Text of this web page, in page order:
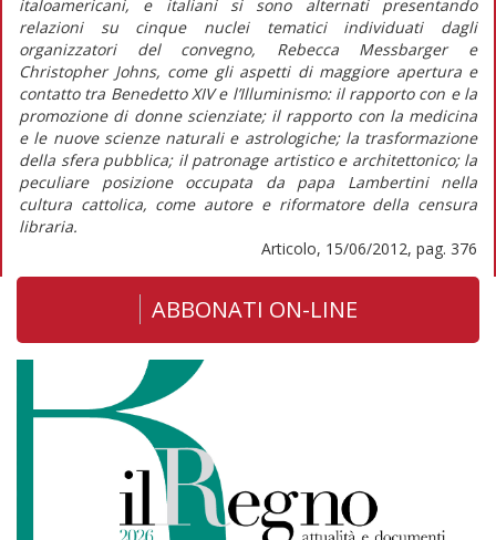
italoamericani, e italiani si sono alternati presentando
relazioni su cinque nuclei tematici individuati dagli
organizzatori del convegno, Rebecca Messbarger e
Christopher Johns, come gli aspetti di maggiore apertura e
contatto tra Benedetto XIV e l’Illuminismo: il rapporto con e la
promozione di donne scienziate; il rapporto con la medicina
e le nuove scienze naturali e astrologiche; la trasformazione
della sfera pubblica; il patronage artistico e architettonico; la
peculiare posizione occupata da papa Lambertini nella
cultura cattolica, come autore e riformatore della censura
libraria.
Articolo, 15/06/2012, pag. 376
ABBONATI ON-LINE